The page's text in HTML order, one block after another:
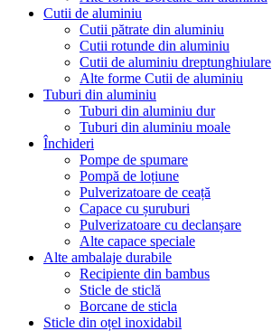
Cutii de aluminiu
Cutii pătrate din aluminiu
Cutii rotunde din aluminiu
Cutii de aluminiu dreptunghiulare
Alte forme Cutii de aluminiu
Tuburi din aluminiu
Tuburi din aluminiu dur
Tuburi din aluminiu moale
Închideri
Pompe de spumare
Pompă de loțiune
Pulverizatoare de ceață
Capace cu șuruburi
Pulverizatoare cu declanșare
Alte capace speciale
Alte ambalaje durabile
Recipiente din bambus
Sticle de sticlă
Borcane de sticla
Sticle din oțel inoxidabil